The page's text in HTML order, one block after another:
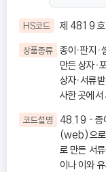
HS코드 제 4819 호
상품종류 종이ㆍ판지
만든 상자ㆍ
상자ㆍ서류
사한 곳에
코드설명
48.19 - 종
(web)으로
로 만든 서
이나 이와